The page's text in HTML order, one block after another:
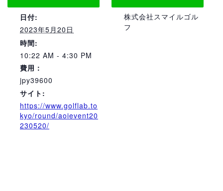
日付:
2023年5月20日
時間:
10:22 AM - 4:30 PM
費用：
jpy39600
サイト:
https://www.golflab.to
kyo/round/aoievent20
230520/
株式会社スマイルゴル
フ